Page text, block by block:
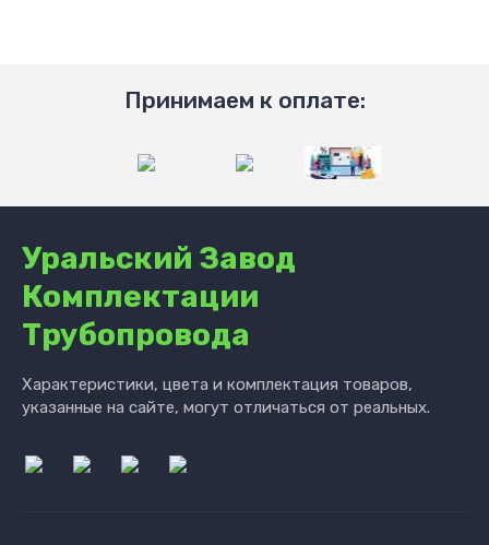
Принимаем к оплате:
Уральский Завод
Комплектации
Трубопровода
Характеристики, цвета и комплектация товаров,
указанные на сайте, могут отличаться от реальных.